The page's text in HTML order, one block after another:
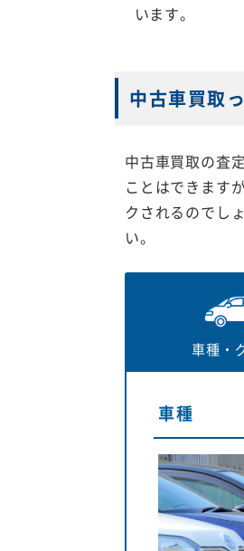
います。
中古車買取
中古車買取の査
ことはできます
クされるのでし
い。
車種・
車種